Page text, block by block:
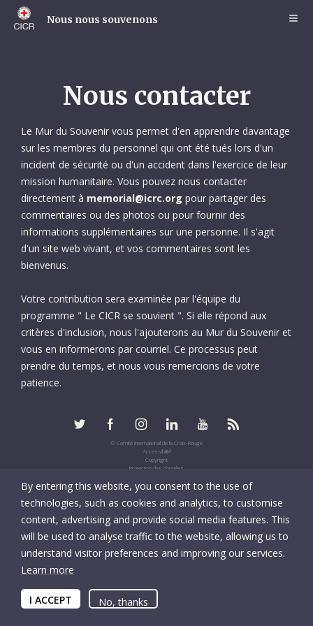
Skip
main
Nous nous souvenons
Nous contacter
Le Mur du Souvenir vous permet d'en apprendre davantage
sur les membres du personnel qui ont été tués lors d'un
incident de sécurité ou d'un accident dans l'exercice de leur
mission humanitaire. Vous pouvez nous contacter
directement à memorial@icrc.org pour partager des
commentaires ou des photos ou pour fournir des
informations supplémentaires sur une personne. Il s'agit
d'un site web vivant, et vos commentaires sont les
bienvenus.
Votre contribution sera examinée par l'équipe du
programme " Le CICR se souvient ". Si elle répond aux
critères d'inclusion, nous l'ajouterons au Mur du Souvenir et
vous en informerons par courriel. Ce processus peut
prendre du temps, et nous vous remercions de votre
patience.
© Comité international de la Croix-Rouge
Accessibilité
Copyright
Protection des données
UID: CHE-105.924.024
By entering this website, you consent to the use of
technologies, such as cookies and analytics, to customise
content, advertising and provide social media features. This
will be used to analyse traffic to the website, allowing us to
understand visitor preferences and improving our services.
Learn more
I ACCEPT No, thanks